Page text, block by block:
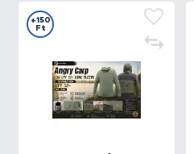
+150
Ft